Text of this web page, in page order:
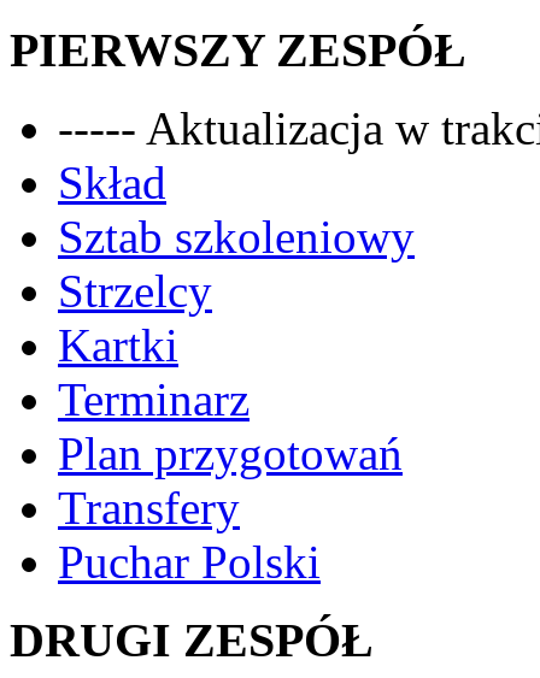
PIERWSZY ZESPÓŁ
----- Aktualizacja w
Skład
Sztab szkoleniowy
Strzelcy
Kartki
Terminarz
Plan przygotowań
Transfery
Puchar Polski
DRUGI ZESPÓŁ